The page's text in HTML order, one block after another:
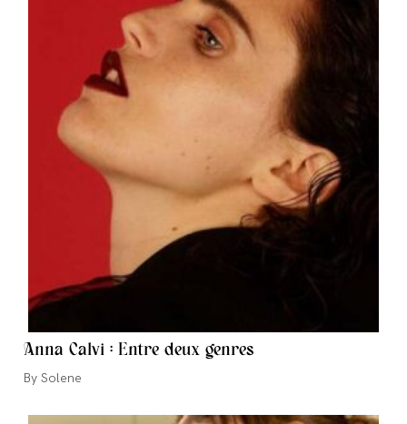
Anna Calvi : Entre deux genres
Auteur/autrice
la
Solene